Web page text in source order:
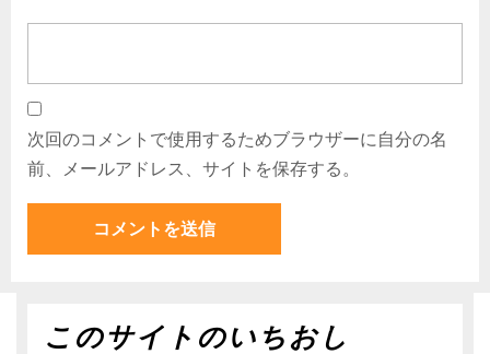
次回のコメントで使用するためブラウザーに自分の名
前、メールアドレス、サイトを保存する。
このサイトのいちおし